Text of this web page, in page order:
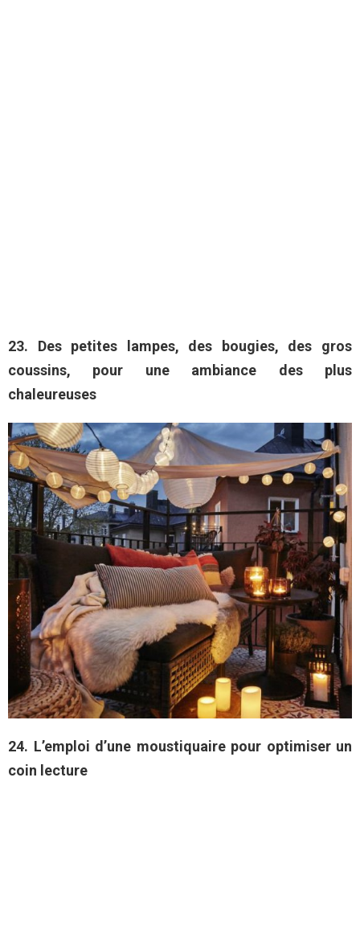
23. Des petites lampes, des
bougies, des gros
coussins, pour une ambiance des plus
chaleureuses
24. L’emploi d’une moustiquaire pour optimiser un
coin lecture